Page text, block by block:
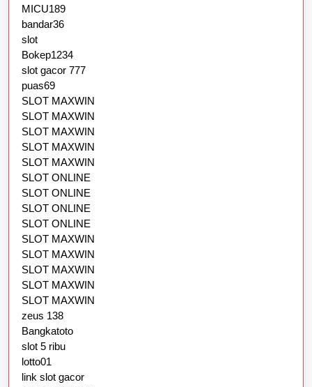
MICU189
bandar36
slot
Bokep1234
slot gacor 777
puas69
SLOT MAXWIN
SLOT MAXWIN
SLOT MAXWIN
SLOT MAXWIN
SLOT MAXWIN
SLOT ONLINE
SLOT ONLINE
SLOT ONLINE
SLOT ONLINE
SLOT MAXWIN
SLOT MAXWIN
SLOT MAXWIN
SLOT MAXWIN
SLOT MAXWIN
zeus 138
Bangkatoto
slot 5 ribu
lotto01
link slot gacor